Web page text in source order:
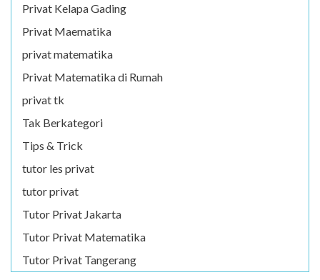
Privat Kelapa Gading
Privat Maematika
privat matematika
Privat Matematika di Rumah
privat tk
Tak Berkategori
Tips & Trick
tutor les privat
tutor privat
Tutor Privat Jakarta
Tutor Privat Matematika
Tutor Privat Tangerang